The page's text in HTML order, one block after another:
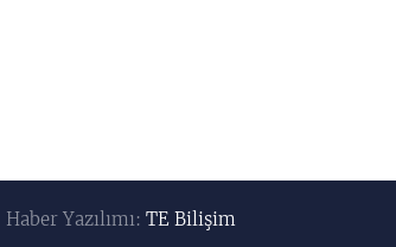
Haber Yazılımı:TE Bilişim